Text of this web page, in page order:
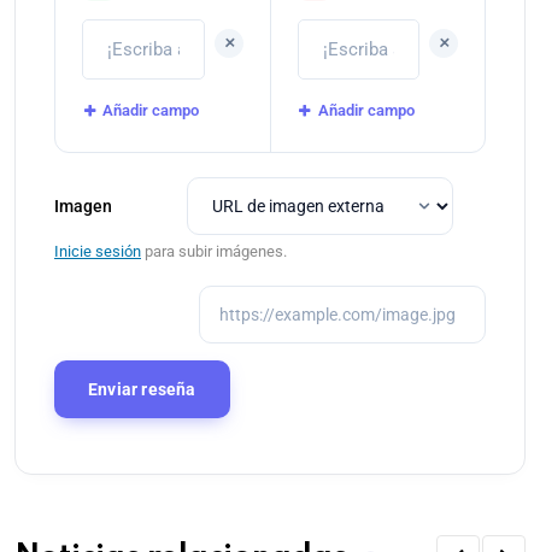
+
Añadir campo
+
Añadir campo
Imagen
Inicie sesión para subir imágenes.